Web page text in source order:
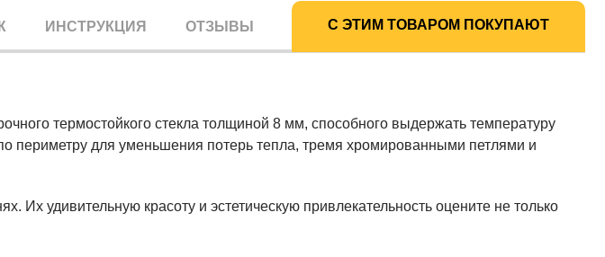
ИНСТРУКЦИЯ ОТЗЫВЫ С ЭТИМ ТОВАРОМ ПОКУПАЮТ
термостойкого стекла толщиной 8 мм, способного выдержать температуру
периметру для уменьшения потерь тепла, тремя хромированными петлями и
Их удивительную красоту и эстетическую привлекательность оцените не только